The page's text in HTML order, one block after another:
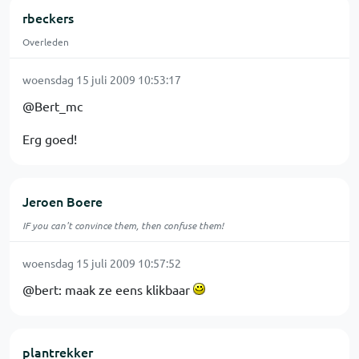
rbeckers
Overleden
woensdag 15 juli 2009 10:53:17
@Bert_mc
Erg goed!
Jeroen Boere
IF you can't convince them, then confuse them!
woensdag 15 juli 2009 10:57:52
@bert: maak ze eens klikbaar
plantrekker